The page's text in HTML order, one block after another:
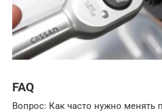
FAQ
Вопрос: Как часто нужно менять